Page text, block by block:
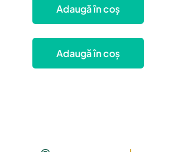
Adaugă în coș
Adaugă în coș